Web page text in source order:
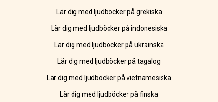
Lär dig med ljudböcker på grekiska
Lär dig med ljudböcker på indonesiska
Lär dig med ljudböcker på ukrainska
Lär dig med ljudböcker på tagalog
Lär dig med ljudböcker på vietnamesiska
Lär dig med ljudböcker på finska